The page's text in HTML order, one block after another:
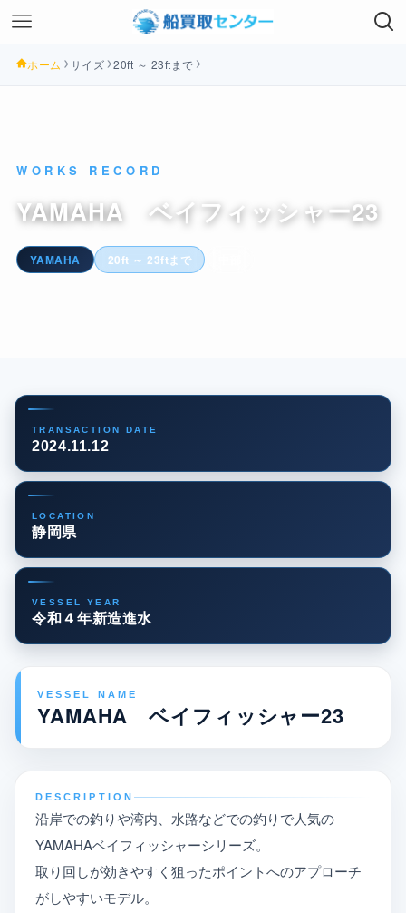
ホーム サイズ 20ft ～ 23ftまで
WORKS RECORD
YAMAHA ベイフィッシャー23
YAMAHA 20ft ～ 23ftまで
TRANSACTION DATE
2024.11.12
LOCATION
静岡県
VESSEL YEAR
令和４年新造進水
VESSEL NAME
YAMAHA ベイフィッシャー23
DESCRIPTION
沿岸での釣りや湾内、水路などでの釣りで人気の
YAMAHAベイフィッシャーシリーズ。
取り回しが効きやすく狙ったポイントへのアプローチ
がしやすいモデル。